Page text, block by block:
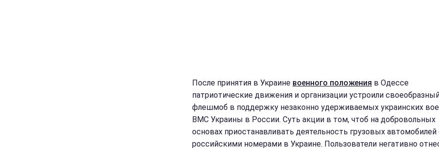
После принятия в Украине военного положения в Одессе
патриотические движения и организации устроили
флешмоб в поддержку незаконно удерживаемых украинских
ВМС Украины в России. Суть акции в том, чтоб на добровольных
основах приостанавливать деятельность грузовых автомобилей
российскими номерами в Украине. Пользователи негативно